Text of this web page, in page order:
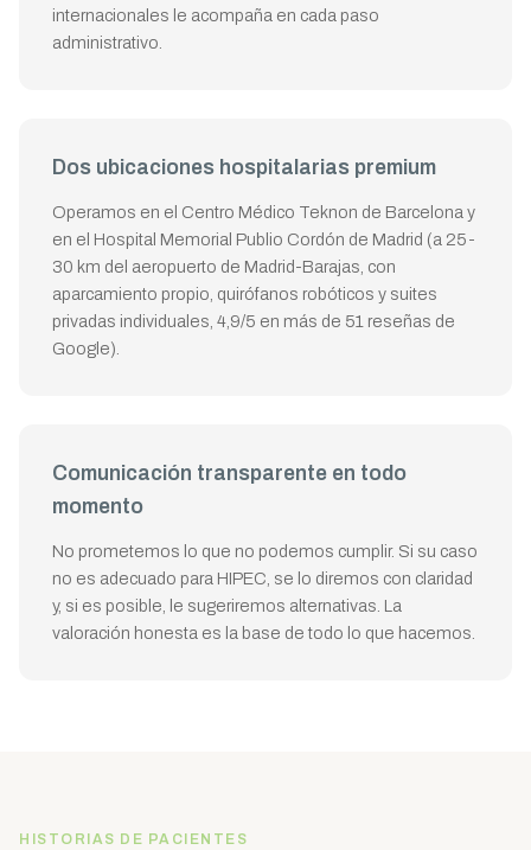
internacionales le acompaña en cada paso
administrativo.
Dos ubicaciones hospitalarias premium
Operamos en el Centro Médico Teknon de Barcelona y
en el Hospital Memorial Publio Cordón de Madrid (a 25-
30 km del aeropuerto de Madrid-Barajas, con
aparcamiento propio, quirófanos robóticos y suites
privadas individuales, 4,9/5 en más de 51 reseñas de
Google).
Comunicación transparente en todo
momento
No prometemos lo que no podemos cumplir. Si su caso
no es adecuado para HIPEC, se lo diremos con claridad
y, si es posible, le sugeriremos alternativas. La
valoración honesta es la base de todo lo que hacemos.
HISTORIAS DE PACIENTES